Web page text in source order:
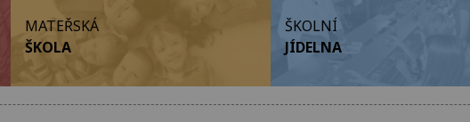
MATEŘSKÁ
ŠKOLA
ŠKOLNÍ
JÍDELNA